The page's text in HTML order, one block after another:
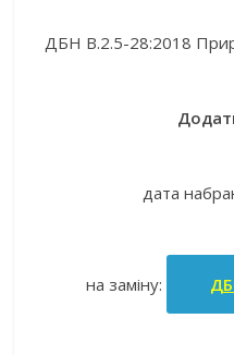
ДБН В.2.5-28:2018
дата
на заміну: